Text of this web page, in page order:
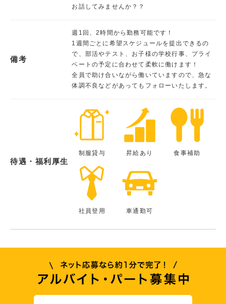
お話してみませんか？？
備考
週1回、2時間から勤務可能です！
1週間ごとに希望スケジュールを提出できるの
で、部活やテスト、お子様の学校行事、プライ
ベートの予定に合わせて柔軟に働けます！
全員で助け合いながら働いていますので、急な
体調不良などがあってもフォローいたします。
待遇・福利厚生
制服貸与 昇給あり 食事補助
社員登用 車通勤可